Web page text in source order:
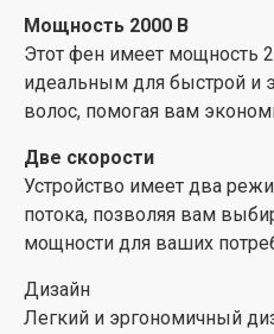
диффузором, что
стили укладки.
Компактные размеры
Устройство имеет
см, высота 9.7 см и ширина
управление и хранение.
Мощность 2000 В
Этот фен имеет мощность
идеальным для быстрой и
волос, помогая вам
Две скорости
Устройство имеет два
потока, позволяя вам
мощности для ваших
Дизайн
Легкий и эргономичный